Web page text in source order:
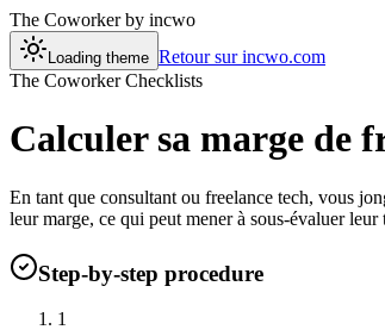
The Coworkerby incwo
Loading theme Retour sur incwo.com
The Coworker Checklists
Calculer sa marge de
En tant que consultant ou freelance tech, vous
leur marge, ce qui peut mener à sous-évaluer
Step-by-step procedure
1